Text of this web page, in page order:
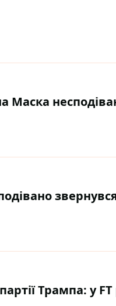
Маска
Трампа: у